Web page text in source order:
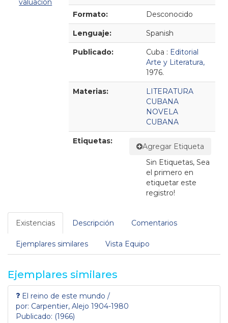
valuación
Formato: Desconocido
Lenguaje: Spanish
Publicado: Cuba : Editorial
Arte y Literatura,
1976.
Materias:
LITERATURA
CUBANA
NOVELA
CUBANA
Etiquetas:
Agregar Etiqueta
Sin Etiquetas, Sea
el primero en
etiquetar este
registro!
Existencias Descripción Comentarios
Ejemplares similares Vista Equipo
Ejemplares similares
El reino de este mundo /
por: Carpentier, Alejo 1904-1980
Publicado: (1966)